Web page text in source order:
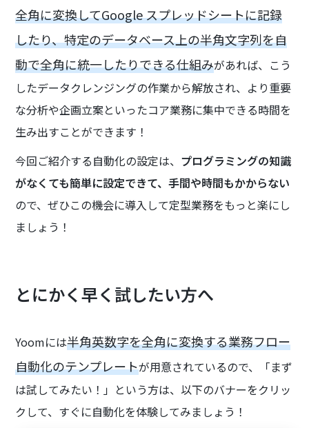
全角に変換してGoogle スプレッドシートに記録
したり、特定のデータベース上の半角文字列を自
動で全角に統一したりできる仕組みがあれば、こう
したデータクレンジングの作業から解放され、より重要
な分析や企画立案といったコア業務に集中できる時間を
生み出すことができます！
今回ご紹介する自動化の設定は、 プログラミングの知識
がなくても簡単に設定できて、手間や時間もかからない
ので、ぜひこの機会に導入して定型業務をもっと楽にし
ましょう！
とにかく早く試したい方へ
Yoomには半角英数字を全角に変換する業務フロー
自動化のテンプレートが用意されているので、「まず
は試してみたい！」という方は、以下のバナーをクリッ
クして、すぐに自動化を体験してみましょう！